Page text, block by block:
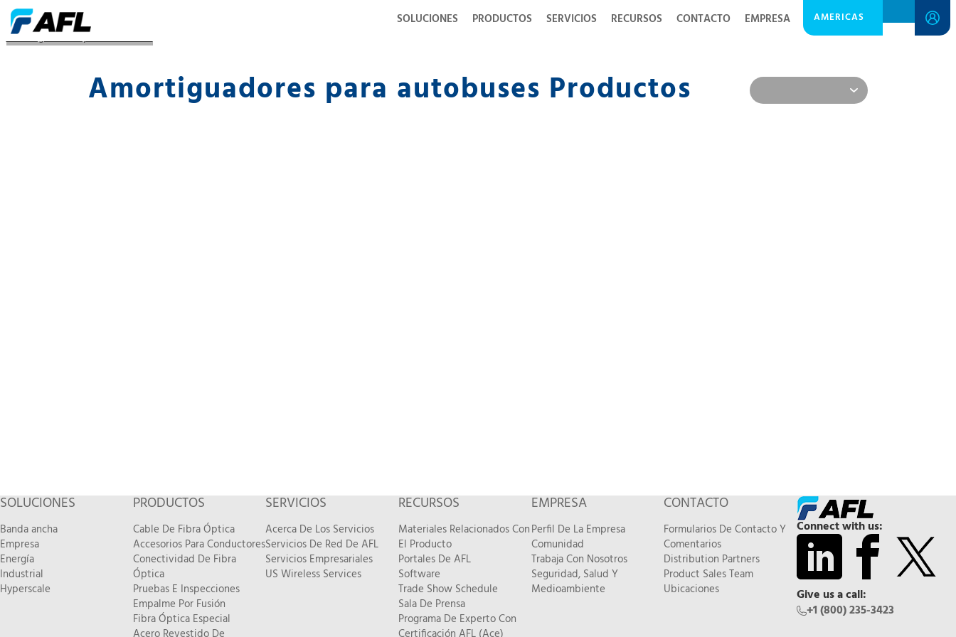
SOLUCIONES PRODUCTOS SERVICIOS RECURSOS CONTACTO EMPRESA AMERICAS
Amortiguadores para autobuses
Amortiguadores para autobuses Productos
SOLUCIONES
Banda ancha
Empresa
Energía
Industrial
Hyperscale
PRODUCTOS
Cable De Fibra Óptica
Accesorios Para Conductores
Conectividad De Fibra
Óptica
Pruebas E Inspecciones
Empalme Por Fusión
Fibra Óptica Especial
SERVICIOS
Acerca De Los Servicios
Servicios De Red De AFL
Servicios Empresariales
US Wireless Services
RECURSOS
Materiales Relacionados Con
El Producto
Portales De AFL
Software
Trade Show Schedule
Sala De Prensa
Programa De Experto Con
EMPRESA
Perfil De La Empresa
Comunidad
Trabaja Con Nosotros
Seguridad, Salud Y
Medioambiente
CONTACTO
Formularios De Contacto Y
Comentarios
Distribution Partners
Product Sales Team
Ubicaciones
Connect with us:
Give us a call:
+1 (800) 235-3423